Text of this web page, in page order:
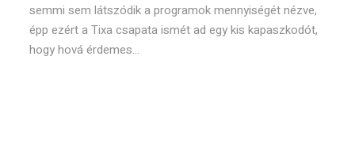
semmi sem látszódik a programok mennyiségét nézve,
épp ezért a Tixa csapata ismét ad egy kis kapaszkodót,
hogy hová érdemes...